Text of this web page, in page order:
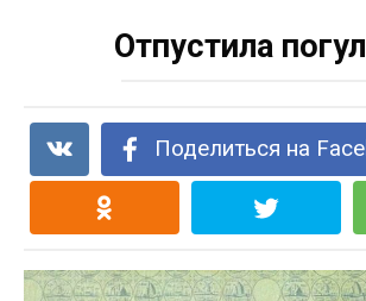
Отпустила
Поделиться на